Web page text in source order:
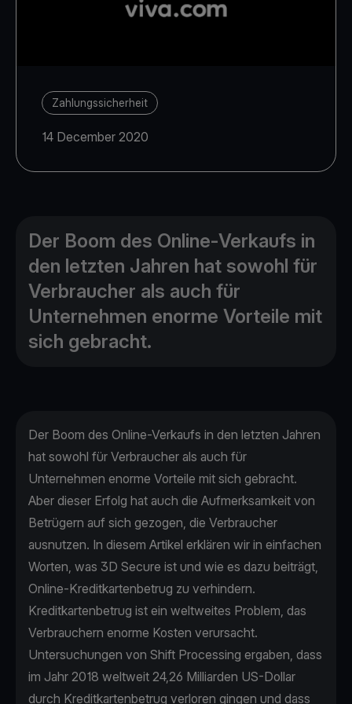
Zahlungssicherheit
14 December 2020
Der Boom des Online-Verkaufs in
den letzten Jahren hat sowohl für
Verbraucher als auch für
Unternehmen enorme Vorteile mit
sich gebracht.
Der Boom des Online-Verkaufs in den letzten Jahren
hat sowohl für Verbraucher als auch für
Unternehmen enorme Vorteile mit sich gebracht.
Aber dieser Erfolg hat auch die Aufmerksamkeit von
Betrügern auf sich gezogen, die Verbraucher
ausnutzen. In diesem Artikel erklären wir in einfachen
Worten, was 3D Secure ist und wie es dazu beiträgt,
Online-Kreditkartenbetrug zu verhindern.
Kreditkartenbetrug ist ein weltweites Problem, das
Verbrauchern enorme Kosten verursacht.
Untersuchungen von Shift Processing ergaben, dass
im Jahr 2018 weltweit 24,26 Milliarden US-Dollar
durch Kreditkartenbetrug verloren gingen und dass